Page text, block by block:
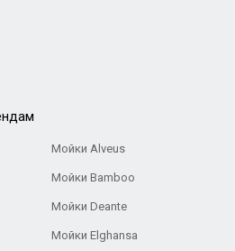
Мойки Alveus
Мойки Bamboo
Мойки Deante
Мойки Elghansa